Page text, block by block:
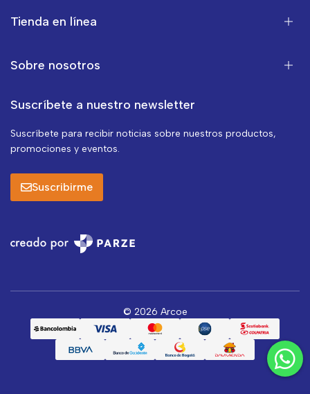
Tienda en línea
Sobre nosotros
Suscríbete a nuestro newsletter
Suscríbete para recibir noticias sobre nuestros productos,
promociones y eventos.
Suscribirme
© 2026 Arcoe